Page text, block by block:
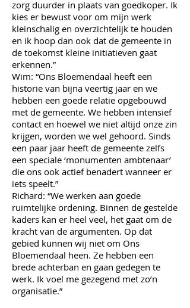
zorg duurder in plaats van goedkoper. Ik
kies er bewust voor om mijn werk
kleinschalig en overzichtelijk te houden
en ik hoop dan ook dat de gemeente in
de toekomst kleine initiatieven gaat
erkennen.”
Wim: “Ons Bloemendaal heeft een
historie van bijna veertig jaar en we
hebben een goede relatie opgebouwd
met de gemeente. We hebben intensief
contact en hoewel we niet altijd onze zin
krijgen, worden we wel gehoord. Sinds
een paar jaar heeft de gemeente zelfs
een speciale ‘monumenten ambtenaar’
die ons ook actief benadert wanneer er
iets speelt.”
Richard: “We werken aan goede
ruimtelijke ordening. Binnen de gestelde
kaders kan er heel veel, het gaat om de
kracht van de argumenten. Op dat
gebied kunnen wij niet om Ons
Bloemendaal heen. Ze hebben een
brede achterban en gaan gedegen te
werk. Ik voel me gezegend met zo’n
organisatie.”